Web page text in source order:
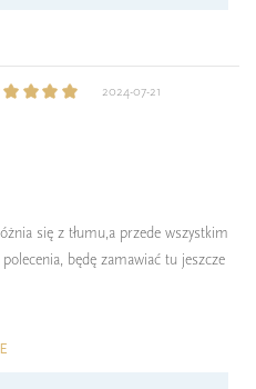
2024-07-21
się z tłumu,a przede wszystkim
będę zamawiać tu jeszcze